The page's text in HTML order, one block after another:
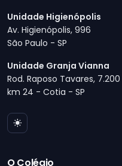
Unidade Higienópolis
Av. Higienópolis, 996
São Paulo - SP
Unidade Granja Vianna
Rod. Raposo Tavares, 7.200
km 24 - Cotia - SP
O Colégio